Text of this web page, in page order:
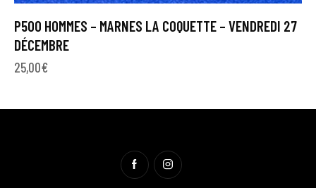
P500 HOMMES – MARNES LA COQUETTE – VENDREDI 27
DÉCEMBRE
25,00€